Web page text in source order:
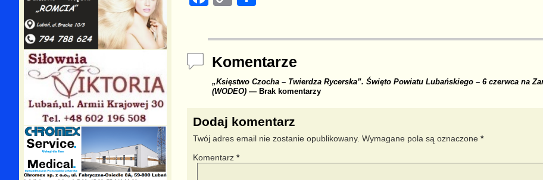
c
e
b
o
k
p
y
Li
n
ar
e
Komentarze
„Księstwo Czocha – Twierdza Rycerska”. Święto Powiatu Lubańskiego – 6 czerwca na
(WODEO)— Brak komentarzy
Dodaj komentarz
Twój adres email nie zostanie opublikowany. Wymagane pola są oznaczone *
Komentarz *